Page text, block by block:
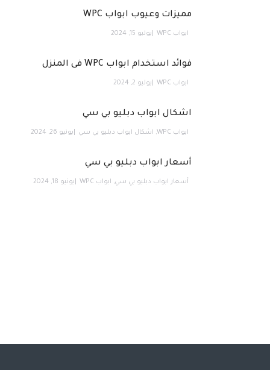
مميزات وعيوب ابواب WPC
ابواب WPC يوليو 15, 2024
فوائد استخدام ابواب WPC فى المنزل
ابواب WPC يوليو 2, 2024
اشكال ابواب دبليو بي سي
ابواب WPC , اشكال ابواب دبليو بي سي يونيو 26, 2024
أسعار ابواب دبليو بي سي
أسعار ابواب دبليو بي سي, ابواب WPC يونيو 18, 2024